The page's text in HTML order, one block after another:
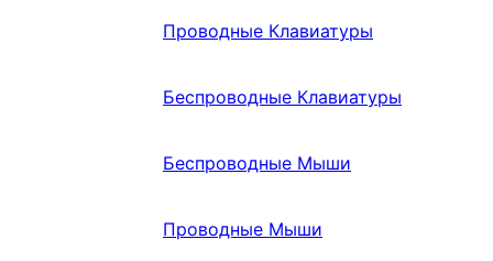
Проводные Клавиатуры
Беспроводные Клавиатуры
Беспроводные Мыши
Проводные Мыши